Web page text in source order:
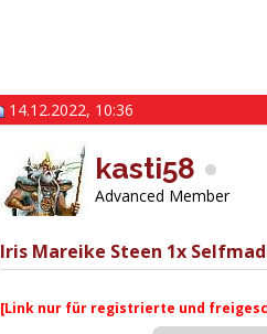
14.12.2022, 10:36
kasti58
Advanced Member
Iris Mareike Steen 1x
[Link nur für registrierte und